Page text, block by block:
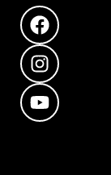
F
a
c
e
b
o
o
I
n
s
t
a
g
r
Y
o
u
t
u
b
e